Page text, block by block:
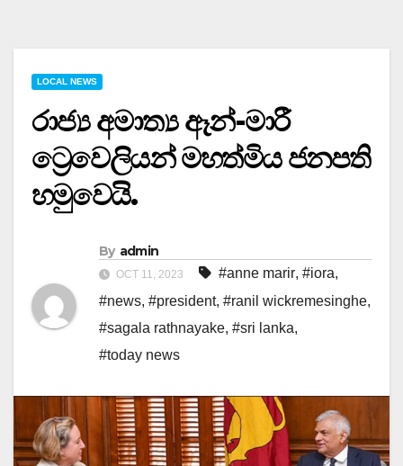
LOCAL NEWS
රාජ්‍ය අමාත්‍ය ඈන්-මාරී
ට්‍රෙවෙලියන් මහත්මිය ජනපති
හමුවෙයි.
By admin
OCT 11, 2023 #anne marir, #iora,
#news, #president, #ranil wickremesinghe,
#sagala rathnayake, #sri lanka,
#today news